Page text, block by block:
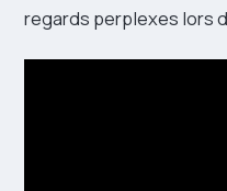
regards perplexes lors